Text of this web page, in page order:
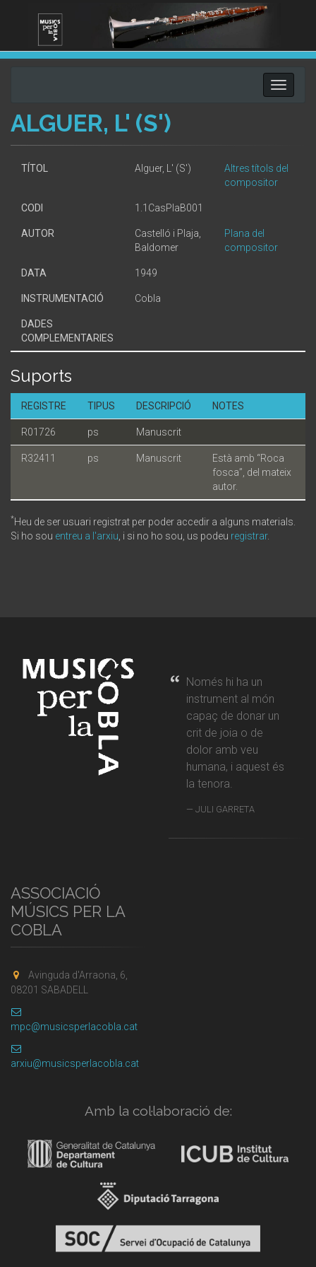
Toggle
ALGUER, L' (S')
TÍTOL Alguer, L' (S')
Altres títols del
compositor
CODI 1.1CasPlaB001
AUTOR
Castelló i Plaja,
Baldomer
Plana del
compositor
DATA 1949
INSTRUMENTACIÓ Cobla
DADES
COMPLEMENTARIES
Suports
REGISTRE TIPUS DESCRIPCIÓ NOTES
R01726 ps Manuscrit
R32411 ps Manuscrit
Està amb “Roca
fosca”, del mateix
autor.
*Heu de ser usuari registrat per poder accedir a alguns materials.
Si ho sou entreu a l'arxiu , i si no ho sou, us podeu registrar.
Només hi ha un
instrument al món
capaç de donar un
crit de joia o de
dolor amb veu
humana, i aquest és
la tenora.
JULI GARRETA
ASSOCIACIÓ
MÚSICS PER LA
COBLA
Avinguda d'Arraona, 6,
08201 SABADELL
mpc@musicsperlacobla.cat
arxiu@musicsperlacobla.cat
Amb la col·laboració de: